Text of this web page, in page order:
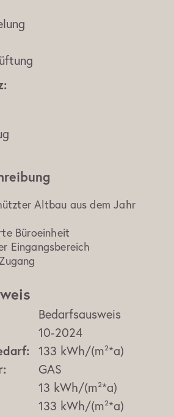
Altbau aus dem Jahr
Büroeinheit
Eingangsbereich
Bedarfsausweis
10-2024
133 kWh/(m²*a)
GAS
13 kWh/(m²*a)
133 kWh/(m²*a)